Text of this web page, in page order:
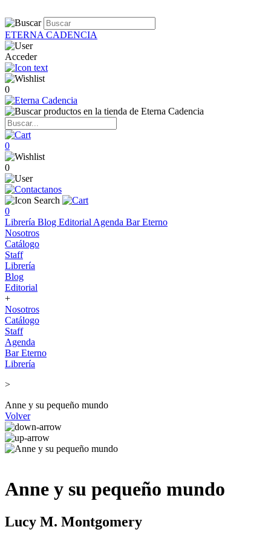
ETERNA CADENCIA
Acceder
0
0
0
0
Librería Blog Editorial Agenda Bar Eterno
Nosotros
Catálogo
Staff
Librería
Blog
Editorial
+
Nosotros
Catálogo
Staff
Agenda
Bar Eterno
Librería
>
Anne y su pequeño mundo
Volver
Anne y su pequeño mundo
Lucy M. Montgomery